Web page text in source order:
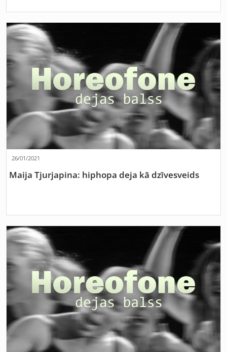
26/01/2021
Maija Tjurjapina: hiphopa deja kā dzīvesveids